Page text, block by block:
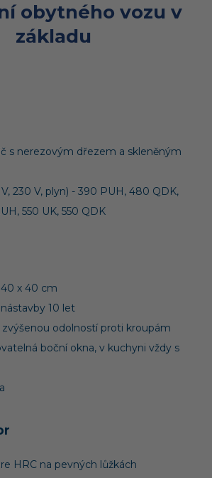
obytného vozu v
základu
s nerezovým dřezem a skleněným
V, 230 V, plyn) - 390 PUH, 480 QDK,
550 UK, 550 QDK
x 40 cm
10 let
zvýšenou odolností proti kroupám
boční okna, v kuchyni vždy s
HRC na pevných lůžkách